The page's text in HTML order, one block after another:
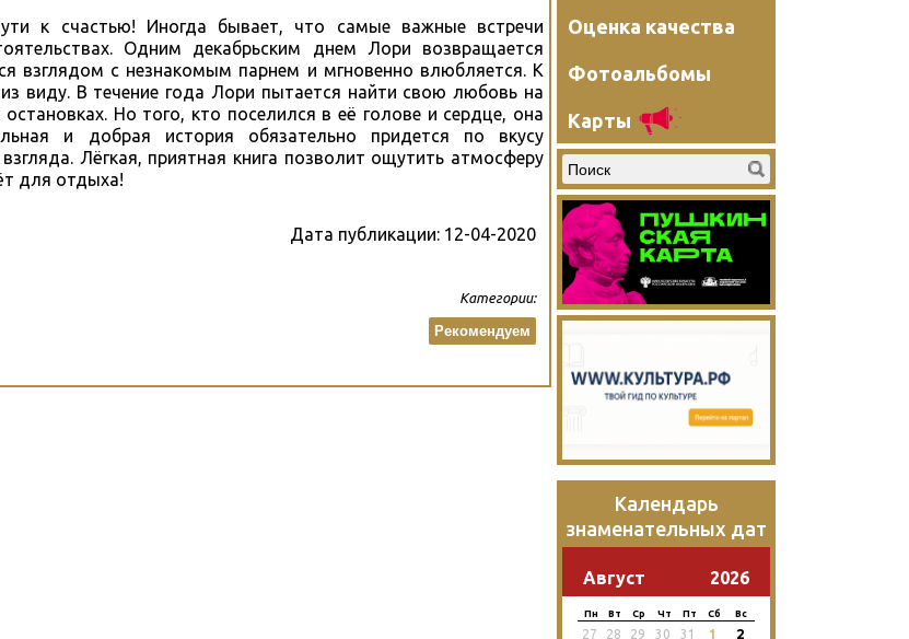
к счастью! Иногда бывает, что самые важные встречи
Одним декабрьским днем Лори возвращается
взглядом с незнакомым парнем и мгновенно влюбляется. К
виду. В течение года Лори пытается найти свою любовь на
Но того, кто поселился в её голове и сердце, она
и добрая история обязательно придется по вкусу
Лёгкая, приятная книга позволит ощутить атмосферу
для отдыха!
Дата публикации: 12-04-2020
Категории:
Рекомендуем
Оценка качества
Фотоальбомы
Карты
Календарь
знаменательных дат
Август 2026
Пн Вт Ср Чт Пт Сб Вс
27 28 29 30 31 1 2